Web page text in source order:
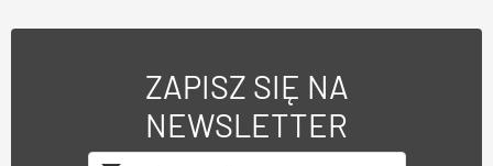
ZAPISZ SIĘ NA
NEWSLETTER